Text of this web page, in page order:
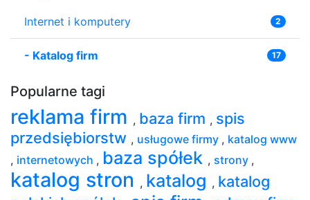
Internet i komputery 2
- Katalog firm 17
Popularne tagi
reklama firm , baza firm , spis
przedsiębiorstw , usługowe firmy , katalog www
, internetowych , baza spółek , strony ,
katalog stron , katalog , katalog